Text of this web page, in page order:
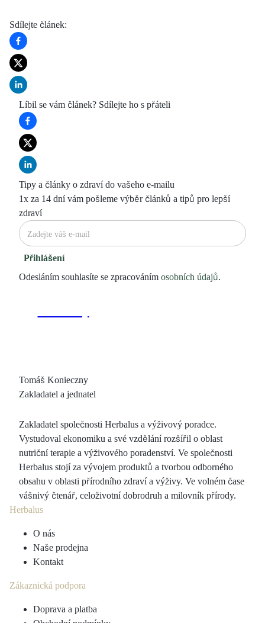
Sdílejte článek:
Líbil se vám článek? Sdílejte ho s přáteli
Tipy a články o zdraví do vašeho e-mailu
1x za 14 dní vám pošleme výběr článků a tipů pro lepší
zdraví
Přihlášení
Odesláním souhlasíte se zpracováním osobních údajů.
Tomáš Konieczny
Zakladatel a jednatel
Zakladatel společnosti Herbalus a výživový poradce.
Vystudoval ekonomiku a své vzdělání rozšířil o oblast
nutriční terapie a výživového poradenství. Ve společnosti
Herbalus stojí za vývojem produktů a tvorbou odborného
obsahu v oblasti přírodního zdraví a výživy. Ve volném čase
vášnivý čtenář, celoživotní dobrodruh a milovník přírody.
Herbalus
O nás
Naše prodejna
Kontakt
Zákaznická podpora
Doprava a platba